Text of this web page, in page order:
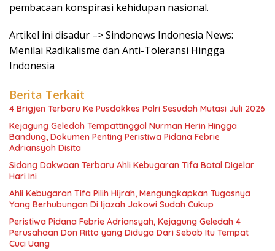
pembacaan konspirasi kehidupan nasional.
Artikel ini disadur –> Sindonews Indonesia News:
Menilai Radikalisme dan Anti-Toleransi Hingga
Indonesia
Berita Terkait
4 Brigjen Terbaru Ke Pusdokkes Polri Sesudah Mutasi Juli 2026
Kejagung Geledah Tempattinggal Nurman Herin Hingga
Bandung, Dokumen Penting Peristiwa Pidana Febrie
Adriansyah Disita
Sidang Dakwaan Terbaru Ahli Kebugaran Tifa Batal Digelar
Hari Ini
Ahli Kebugaran Tifa Pilih Hijrah, Mengungkapkan Tugasnya
Yang Berhubungan Di Ijazah Jokowi Sudah Cukup
Peristiwa Pidana Febrie Adriansyah, Kejagung Geledah 4
Perusahaan Don Ritto yang Diduga Dari Sebab Itu Tempat
Cuci Uang